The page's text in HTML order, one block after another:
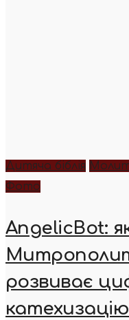
Дитяча біблія
Фото
AngelicBot:
розвиває